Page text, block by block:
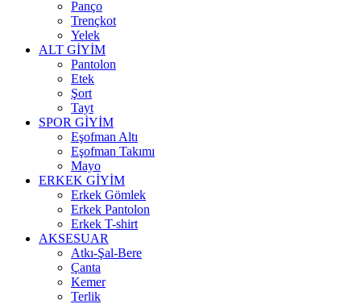
Panço
Trençkot
Yelek
ALT GİYİM
Pantolon
Etek
Şort
Tayt
SPOR GİYİM
Eşofman Altı
Eşofman Takımı
Mayo
ERKEK GİYİM
Erkek Gömlek
Erkek Pantolon
Erkek T-shirt
AKSESUAR
Atkı-Şal-Bere
Çanta
Kemer
Terlik